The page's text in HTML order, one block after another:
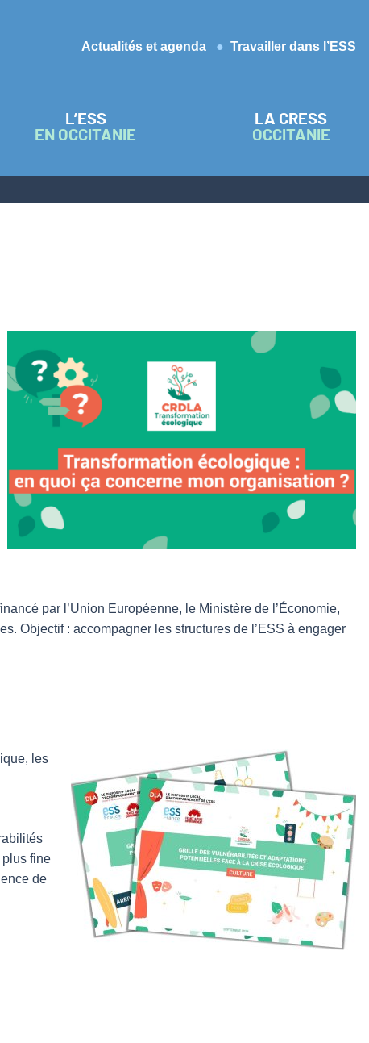
Actualités et agenda
Travailler dans l’ESS
L’ESS
EN OCCITANIE
LA CRESS
OCCITANIE
par l’Union Européenne, le Ministère de l’Économie,
Objectif : accompagner les structures de l’ESS à engager
les
plus fine
de